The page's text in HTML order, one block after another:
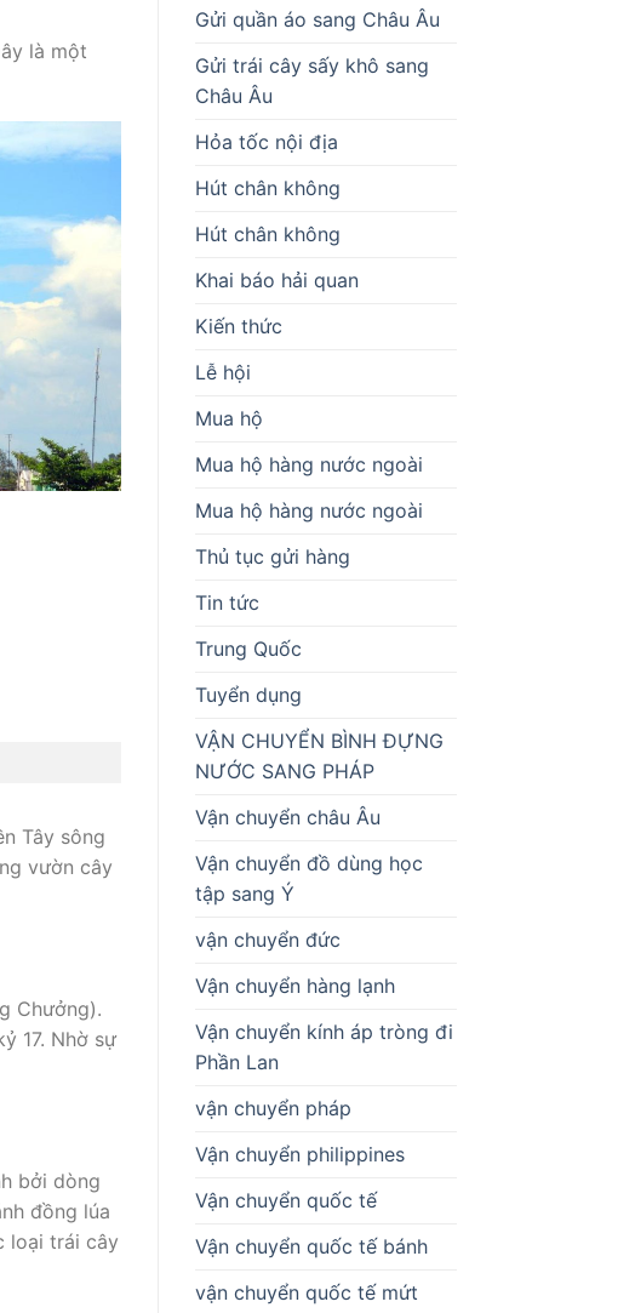
là một
Tây sông
vườn cây
Chưởng).
17. Nhờ sự
bởi dòng
đồng lúa
loại trái cây
Gửi quần áo sang Châu Âu
Gửi trái cây sấy khô sang
Châu Âu
Hỏa tốc nội địa
Hút chân không
Hút chân không
Khai báo hải quan
Kiến thức
Lễ hội
Mua hộ
Mua hộ hàng nước ngoài
Mua hộ hàng nước ngoài
Thủ tục gửi hàng
Tin tức
Trung Quốc
Tuyển dụng
VẬN CHUYỂN BÌNH ĐỰNG
NƯỚC SANG PHÁP
Vận chuyển châu Âu
Vận chuyển đồ dùng học
tập sang Ý
vận chuyển đức
Vận chuyển hàng lạnh
Vận chuyển kính áp tròng đi
Phần Lan
vận chuyển pháp
Vận chuyển philippines
Vận chuyển quốc tế
Vận chuyển quốc tế bánh
vận chuyển quốc tế mứt